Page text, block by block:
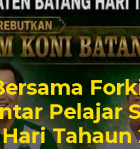
Forki Gelar
Se-
2026